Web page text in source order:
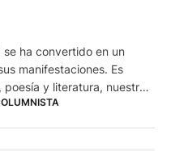
ha convertido en un
manifestaciones. Es
y literatura, nuestra
apogeo, con la aparición